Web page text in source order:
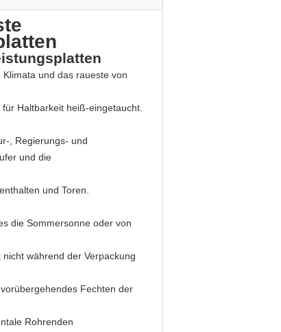
und das raueste von
Haltbarkeit heiß-eingetaucht.
, Regierungs- und
und die
und Toren.
die Sommersonne oder von
während der Verpackung
Fechten der
Rohrenden